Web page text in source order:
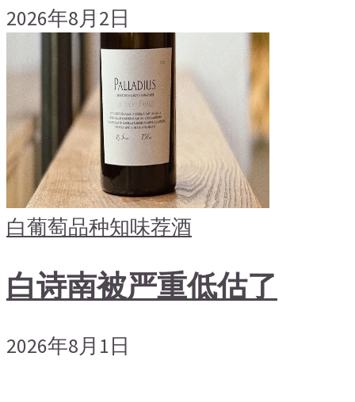
2026年8月2日
白葡萄品种知味荐酒
白诗南被严重低估了
2026年8月1日